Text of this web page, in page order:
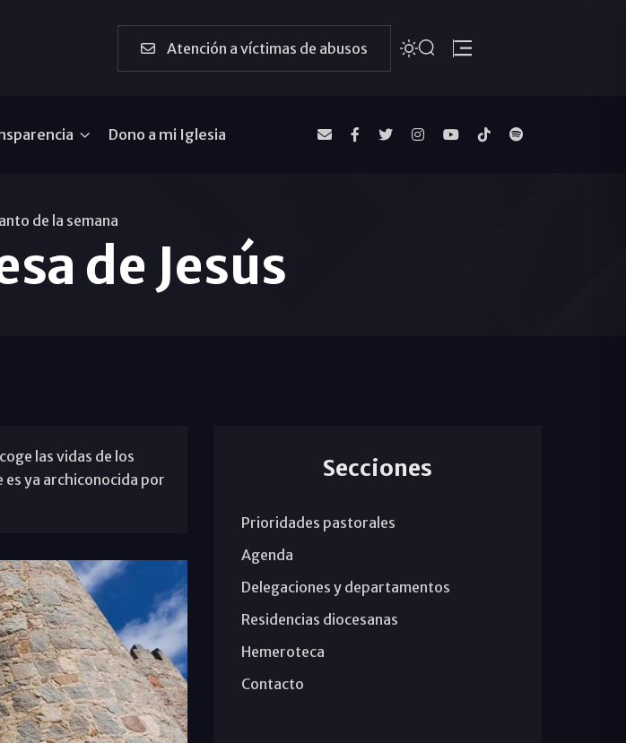
Atención a víctimas de abusos
Dono a mi Iglesia
de la semana
de Jesús
las vidas de los
es ya archiconocida por
Secciones
Prioridades pastorales
Agenda
Delegaciones y departamentos
Residencias diocesanas
Hemeroteca
Contacto